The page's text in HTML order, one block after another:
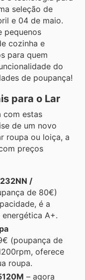
seleção de
e 04 de maio.
pequenos
cozinha e
para quem
do
de poupança!
para o Lar
com estas
de um novo
roupa ou loiça, a
preços
/
de 80€)
é a
A+.
(poupança de
oferece
roupa.
– agora